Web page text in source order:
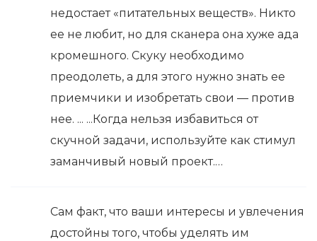
недостает «питательных веществ». Никто
ее не любит, но для сканера она хуже ада
кромешного. Скуку необходимо
преодолеть, а для этого нужно знать ее
приемчики и изобретать свои — против
нее. ... ...Когда нельзя избавиться от
скучной задачи, используйте как стимул
заманчивый новый проект.…
Сам факт, что ваши интересы и увлечения
достойны того, чтобы уделять им